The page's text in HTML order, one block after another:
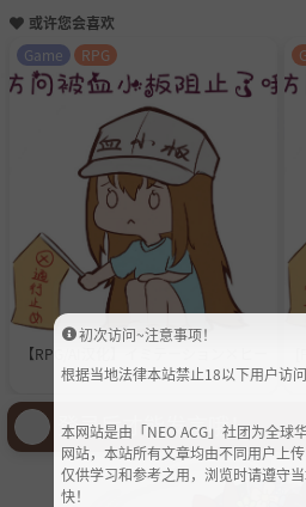
或许您会喜欢
【RPG/AI汉化】イミテーション×ヒー
ロー
Game RPG
登录后才能发言哦！
初次访问~注意事项！
根据当地法律本站禁止18以下用户访问
本网站是由「NEO ACG」社团为全球
网站，本站所有文章均由不同用户上
仅供学习和参考之用，浏览时请遵守
快！